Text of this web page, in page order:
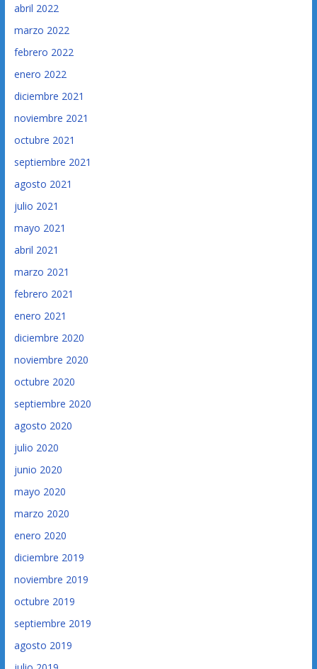
abril 2022
marzo 2022
febrero 2022
enero 2022
diciembre 2021
noviembre 2021
octubre 2021
septiembre 2021
agosto 2021
julio 2021
mayo 2021
abril 2021
marzo 2021
febrero 2021
enero 2021
diciembre 2020
noviembre 2020
octubre 2020
septiembre 2020
agosto 2020
julio 2020
junio 2020
mayo 2020
marzo 2020
enero 2020
diciembre 2019
noviembre 2019
octubre 2019
septiembre 2019
agosto 2019